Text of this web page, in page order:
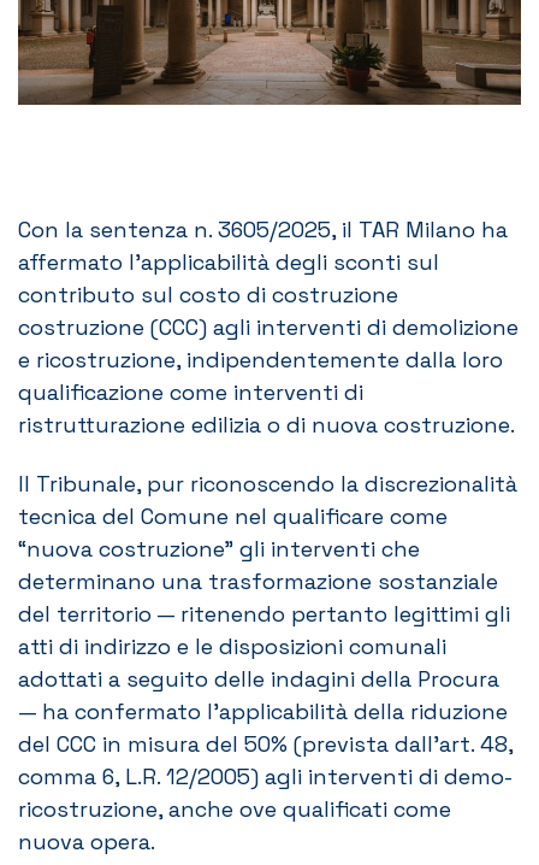
Con la sentenza n. 3605/2025, il TAR Milano ha
affermato l’applicabilità degli sconti sul
contributo sul costo di costruzione
costruzione (CCC) agli interventi di demolizione
e ricostruzione, indipendentemente dalla loro
qualificazione come interventi di
ristrutturazione edilizia o di nuova costruzione.
Il Tribunale, pur riconoscendo la discrezionalità
tecnica del Comune nel qualificare come
“nuova costruzione” gli interventi che
determinano una trasformazione sostanziale
del territorio — ritenendo pertanto legittimi gli
atti di indirizzo e le disposizioni comunali
adottati a seguito delle indagini della Procura
— ha confermato l’applicabilità della riduzione
del CCC in misura del 50% (prevista dall’art. 48,
comma 6, L.R. 12/2005) agli interventi di demo-
ricostruzione, anche ove qualificati come
nuova opera.